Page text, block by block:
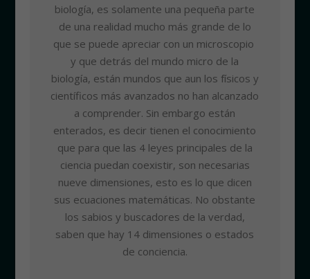
biología, es solamente una pequeña parte
de una realidad mucho más grande de lo
que se puede apreciar con un microscopio
y que detrás del mundo micro de la
biología, están mundos que aun los físicos y
científicos más avanzados no han alcanzado
a comprender. Sin embargo están
enterados, es decir tienen el conocimiento
que para que las 4 leyes principales de la
ciencia puedan coexistir, son necesarias
nueve dimensiones, esto es lo que dicen
sus ecuaciones matemáticas. No obstante
los sabios y buscadores de la verdad,
saben que hay 14 dimensiones o estados
de conciencia.